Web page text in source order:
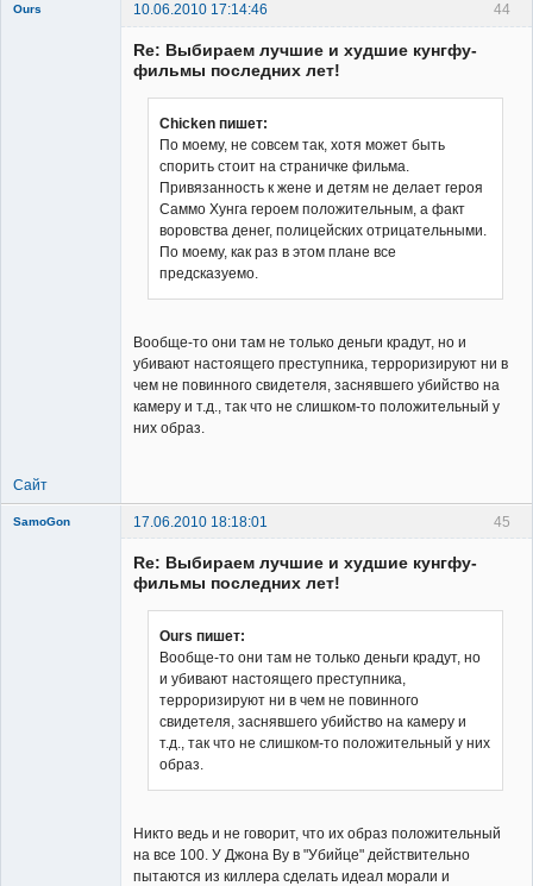
44
Ours 10.06.2010 17:14:46
Re: Выбираем лучшие и худшие кунгфу-
фильмы последних лет!
Chicken пишет:
По моему, не совсем так, хотя может быть
спорить стоит на страничке фильма.
Привязанность к жене и детям не делает героя
Саммо Хунга героем положительным, а факт
воровства денег, полицейских отрицательными.
По моему, как раз в этом плане все
предсказуемо.
Вообще-то они там не только деньги крадут, но и
убивают настоящего преступника, терроризируют ни в
чем не повинного свидетеля, заснявшего убийство на
камеру и т.д., так что не слишком-то положительный у
них образ.
Сайт
45
SamoGon 17.06.2010 18:18:01
Re: Выбираем лучшие и худшие кунгфу-
фильмы последних лет!
Ours пишет:
Вообще-то они там не только деньги крадут, но
и убивают настоящего преступника,
терроризируют ни в чем не повинного
свидетеля, заснявшего убийство на камеру и
т.д., так что не слишком-то положительный у них
образ.
Никто ведь и не говорит, что их образ положительный
на все 100. У Джона Ву в "Убийце" действительно
пытаются из киллера сделать идеал морали и